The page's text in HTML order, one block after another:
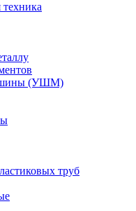
(УШМ)
труб